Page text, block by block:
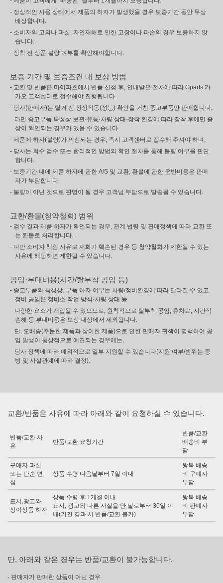
- 정상적인 사용 상태에서 제품의 하자가 발생했을 경우 보증기간 동안 무상
배상합니다.
- 소비자의 고의나 과실, 자연재해로 인한 고장이나 파손의 경우 보증하지 않
습니다.
- 장착 전 상품 불량 여부를 확인해야합니다.
보증 기간 및 보증조건 내 보상 방법
- 교환 및 반품은 마이파츠에서 반품 신청 후, 안내받은 절차에 따라 Gparts 카
카오 고객센터로 접수해야 진행됩니다.
- 당사(판매자)는 탈거 전 정상작동(성능) 확인을 거친 중고부품만 판매합니다.
다만 중고부품 특성상 보관·유통·차량 상태·장착 환경에 따라 장착 후에만 증
상이 확인되는 경우가 있을 수 있습니다.
- 제품에 하자(불량)가 의심되는 경우, 즉시 고객센터로 접수해 주셔야 하며,
- 당사는 회수 검수 또는 합리적인 방법의 확인 절차를 통해 불량 여부를 판단
합니다.
- 보증기간 내에 제품 하자에 관한 A/S 및 교환, 환불에 관한 운반비용은 판매
자가 부담합니다.
- 불량이 아닌 것으로 판명이 될 경우 고객님 부담으로 발송될 수 있습니다.
교환/환불(청약철회) 범위
- 검수 결과 제품 하자가 확인되는 경우, 관계 법령 및 판매정책에 따라 교환 또
는 환불로 처리합니다.
- 다만 소비자 책임 사유로 재화가 훼손된 경우 등 청약철회가 제한될 수 있는
사유에 해당하면 제한될 수 있습니다.
공임·부대비용(시간/탈부착 공임 등)
- 중고부품의 특성상, 부품 하자 여부는 차량/정비환경에 따라 달라질 수 있고
정비 공임은 정비소 작업 방식·차량 상태 등
다양한 요소가 개입될 수 있으므로, 원칙적으로 탈부착 공임, 휴차료, 시간적
손해 등 부대비용은 보상 대상에서 제외됩니다.
단, 오배송(주문한 제품과 상이한 제품)으로 인한 판매자 귀책이 명백하여 공
임 발생이 통상적으로 예견되는 경우에는,
당사 정책에 따라 예외적으로 일부 지원할 수 있습니다(지원 여부/범위는 증
빙 및 사실관계에 따라 결정).
교환/반품은 사유에 따라 아래와 같이 요청하실 수 있습니다.
반품/교환 사
유
반품/교환 요청기간
반품/교환
배송비 부
담
구매자 과실
또는 단순 변
심
상품 수령 다음날부터 7일 이내
왕복 배송
비 구매자
부담
표시,광고와
상이상품 하자
상품 수령 후 1개월 이내
표시, 광고와 다른 사실을 안 날로부터 30일 이
내(기간 경과 시 반품/교환 불가)
왕복 배송
비 판매자
부담
단, 아래와 같은 경우는 반품/교환이 불가능합니다.
- 판매자가 판매한 상품이 아닌 경우